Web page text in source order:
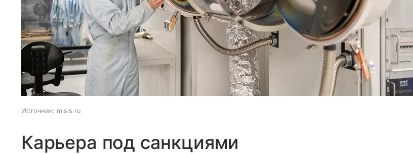
Источник: misis.ru
Карьера под санкциями